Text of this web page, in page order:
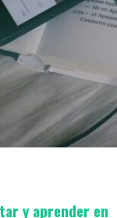
y aprender en